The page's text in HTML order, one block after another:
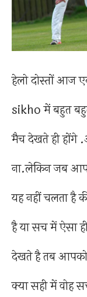
हेलो दोस्तों आज
sikho में बहुत
मैच देखते ही होंगे
ना.लेकिन जब
यह नहीं चलता है
है या सच में ऐसा
देखते है तब
क्या सही में वोह